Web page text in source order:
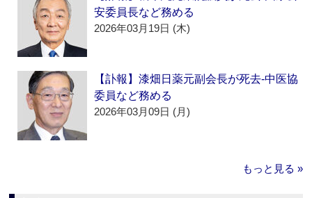
安委員長など務める
2026年03月19日 (木)
【訃報】漆畑日薬元副会長が死去‐中医協
委員など務める
2026年03月09日 (月)
もっと見る »